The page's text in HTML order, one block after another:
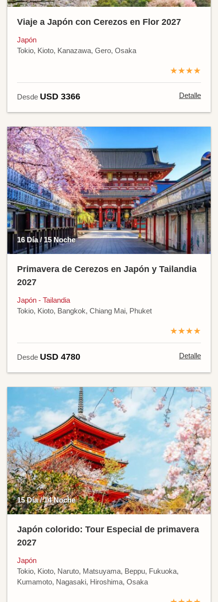
Viaje a Japón con Cerezos en Flor 2027
Japón
Tokio, Kioto, Kanazawa, Gero, Osaka
★★★★
Desde USD 3366 Detalle
16 Día / 15 Noche
Primavera de Cerezos en Japón y Tailandia
2027
Japón - Tailandia
Tokio, Kioto, Bangkok, Chiang Mai, Phuket
★★★★
Desde USD 4780 Detalle
15 Día / 14 Noche
Japón colorido: Tour Especial de primavera
2027
Japón
Tokio, Kioto, Naruto, Matsuyama, Beppu, Fukuoka,
Kumamoto, Nagasaki, Hiroshima, Osaka